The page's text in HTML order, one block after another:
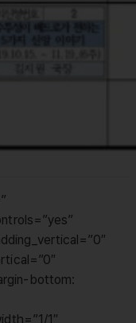
bottom:
1″